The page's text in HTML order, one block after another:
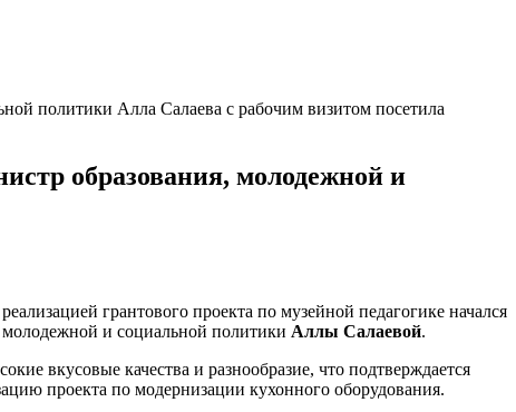
политики Алла Салаева с рабочим визитом посетила
образования, молодежной и
грантового проекта по музейной педагогике начался
и социальной политики Аллы Салаевой.
вкусовые качества и разнообразие, что подтверждается
проекта по модернизации кухонного оборудования.